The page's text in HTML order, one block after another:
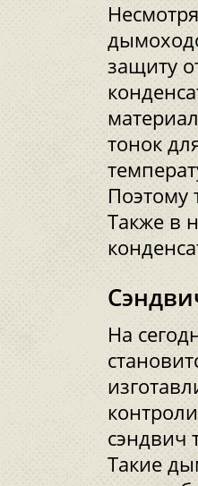
защиту
тонок
Поэтому
Также в
На
сэндвич
Такие